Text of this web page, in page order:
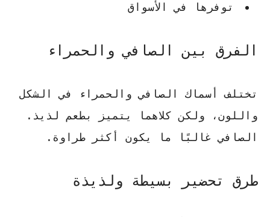
توفرها في الأسواق
الفرق بين الصافي والحمراء
تختلف أسماك الصافي والحمراء في الشكل
واللون، ولكن كلاهما يتميز بطعم لذيذ.
الصافي غالبًا ما يكون أكثر طراوة.
طرق تحضير بسيطة ولذيذة